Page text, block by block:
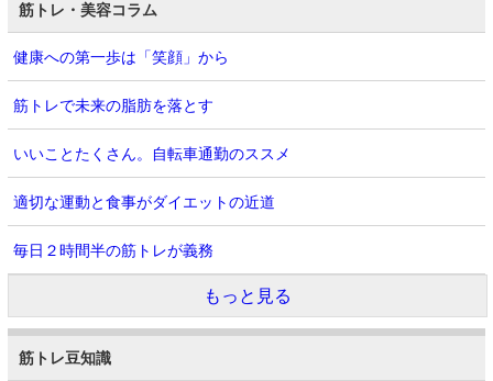
筋トレ・美容コラム
健康への第一歩は「笑顔」から
筋トレで未来の脂肪を落とす
いいことたくさん。自転車通勤のススメ
適切な運動と食事がダイエットの近道
毎日２時間半の筋トレが義務
もっと見る
筋トレ豆知識